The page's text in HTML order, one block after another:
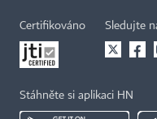
Certifikováno Sledujte
Stáhněte si aplikaci HN